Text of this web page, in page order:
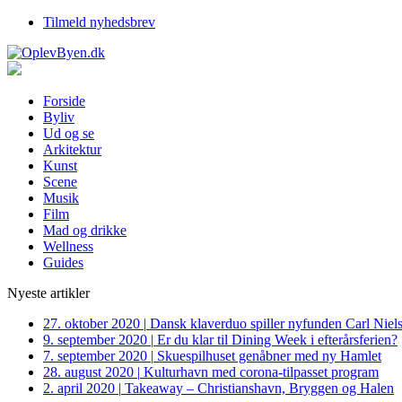
Tilmeld nyhedsbrev
Forside
Byliv
Ud og se
Arkitektur
Kunst
Scene
Musik
Film
Mad og drikke
Wellness
Guides
Nyeste artikler
27. oktober 2020 | Dansk klaverduo spiller nyfunden Carl
9. september 2020 | Er du klar til Dining Week i efterårsferien?
7. september 2020 | Skuespilhuset genåbner med ny Hamlet
28. august 2020 | Kulturhavn med corona-tilpasset program
2. april 2020 | Takeaway – Christianshavn, Bryggen og Halen